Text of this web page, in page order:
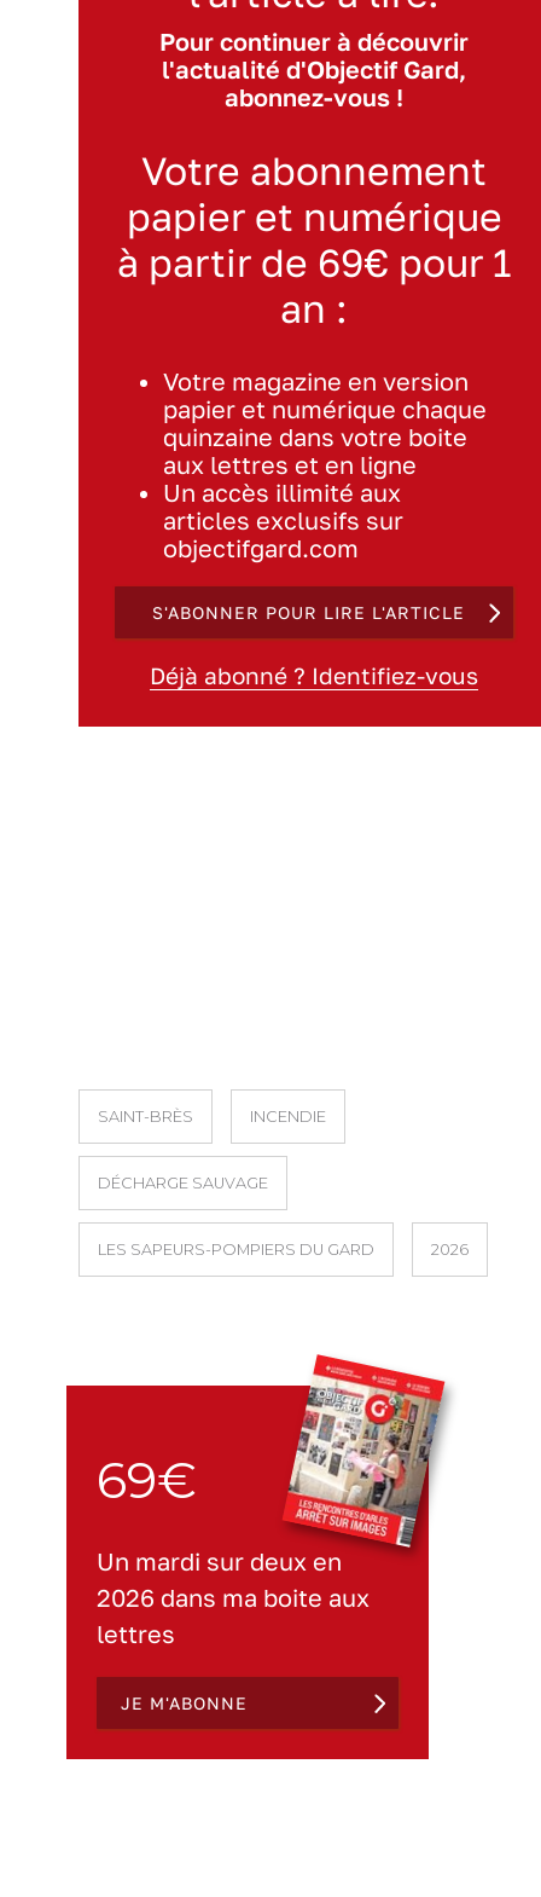
Pour continuer à découvrir
l'actualité d'Objectif Gard,
abonnez-vous !
Votre abonnement
papier et numérique
à partir de 69€ pour 1
an :
Votre magazine en version
papier et numérique chaque
quinzaine dans votre boite
aux lettres et en ligne
Un accès illimité aux
articles exclusifs sur
objectifgard.com
S'ABONNER POUR LIRE L'ARTICLE
Déjà abonné ? Identifiez-vous
SAINT-BRÈS INCENDIE
DÉCHARGE SAUVAGE
LES SAPEURS-POMPIERS DU GARD 2026
69€
Un mardi sur deux en
2026 dans ma boite aux
lettres
JE M'ABONNE